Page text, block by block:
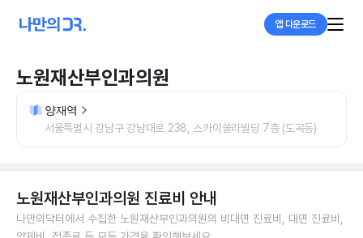
앱 다운로드
노원재산부인과의원
양재역
서울특별시 강남구 강남대로 238, 스카이쏠라빌딩 7층 (도곡동)
노원재산부인과의원 진료비 안내
나만의닥터에서 수집한 노원재산부인과의원의 비대면 진료비, 대면 진료비,